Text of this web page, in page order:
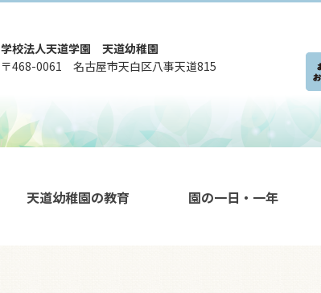
学校法人天道学園 天道幼稚園
〒468-0061 名古屋市天白区八事天道815
天道幼稚園の教育 園の一日・一年